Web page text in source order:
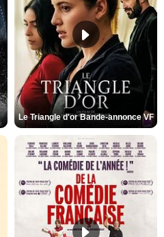
Le Triangle d'or Bande-annonce VF